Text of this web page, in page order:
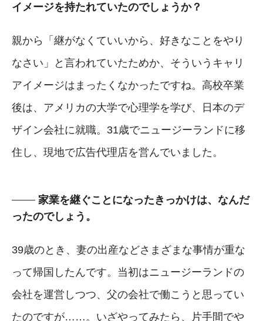
イメージを持たれていたのでしょうか？
親から「継がなくていいから、好きなことをやり
なさい」と言われていたためか、そういうキャリ
アイメージはまったくなかったですね。高校卒業
後は、アメリカの大学で心理学を学び、日本のデ
ザイン会社に就職。31歳でニュージーランドに移
住し、現地で広告代理店を営んでいました。
家業を継ぐことになったきっかけは、なんだ
ったのでしょう。
39歳のとき、妻の出産などさまざまな事情が重な
って帰国したんです。当初はニュージーランドの
会社を運営しつつ、父の会社で働こうと思ってい
たのですが……。いざやってみたら、片手間でや